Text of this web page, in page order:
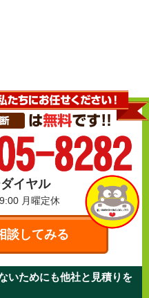
イヤル
月曜定休
談してみる
いためにも他社と見積りを